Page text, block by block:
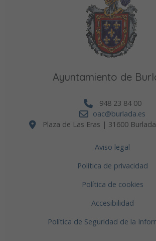
Ayuntamiento de
948 23 84 00
oac@burlada.es
Plaza de Las Eras | 31600
Aviso legal
Política de privacidad
Política de cookies
Accesibilidad
Política de Seguridad de la